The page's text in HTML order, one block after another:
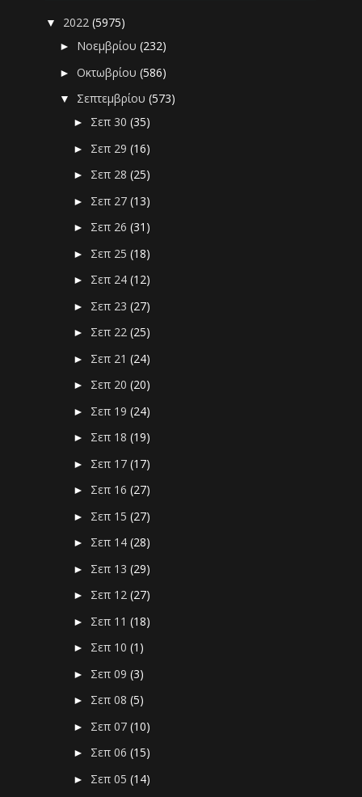
▼ 2022(5975)
► Νοεμβρίου(232)
►Οκτωβρίου(586)
▼ Σεπτεμβρίου(573)
► Σεπ 30(35)
► Σεπ 29(16)
► Σεπ 28(25)
► Σεπ 27(13)
► Σεπ 26(31)
► Σεπ 25(18)
► Σεπ 24(12)
► Σεπ 23(27)
► Σεπ 22(25)
► Σεπ 21(24)
► Σεπ 20(20)
► Σεπ 19(24)
► Σεπ 18(19)
► Σεπ 17(17)
► Σεπ 16(27)
► Σεπ 15(27)
► Σεπ 14(28)
► Σεπ 13(29)
► Σεπ 12(27)
► Σεπ 11(18)
► Σεπ 10(1)
► Σεπ 09(3)
► Σεπ 08(5)
► Σεπ 07(10)
► Σεπ 06(15)
► Σεπ 05(14)